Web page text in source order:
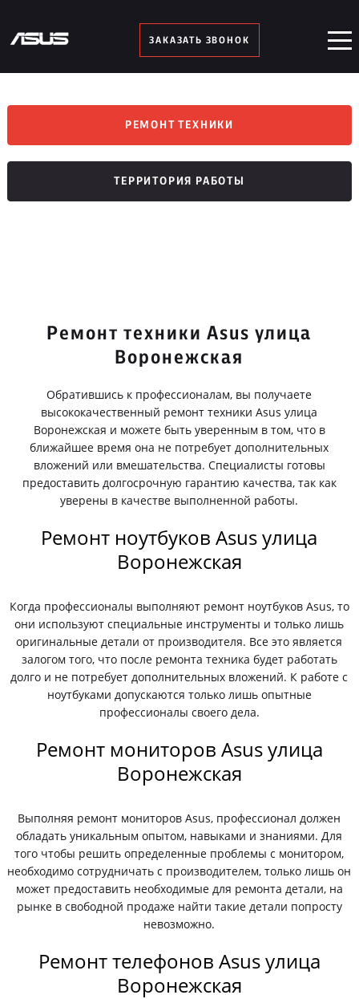
ЗАКАЗАТЬ ЗВОНОК
РЕМОНТ ТЕХНИКИ
ТЕРРИТОРИЯ РАБОТЫ
Ремонт техники Asus улица
Воронежская
Обратившись к профессионалам, вы получаете
высококачественный ремонт техники Asus улица
Воронежская и можете быть уверенным в том, что в
ближайшее время она не потребует дополнительных
вложений или вмешательства. Специалисты готовы
предоставить долгосрочную гарантию качества, так как
уверены в качестве выполненной работы.
Ремонт ноутбуков Asus улица
Воронежская
Когда профессионалы выполняют ремонт ноутбуков Asus, то
они используют специальные инструменты и только лишь
оригинальные детали от производителя. Все это является
залогом того, что после ремонта техника будет работать
долго и не потребует дополнительных вложений. К работе с
ноутбуками допускаются только лишь опытные
профессионалы своего дела.
Ремонт мониторов Asus улица
Воронежская
Выполняя ремонт мониторов Asus, профессионал должен
обладать уникальным опытом, навыками и знаниями. Для
того чтобы решить определенные проблемы с монитором,
необходимо сотрудничать с производителем, только лишь он
может предоставить необходимые для ремонта детали, на
рынке в свободной продаже найти такие детали попросту
невозможно.
Ремонт телефонов Asus улица
Воронежская